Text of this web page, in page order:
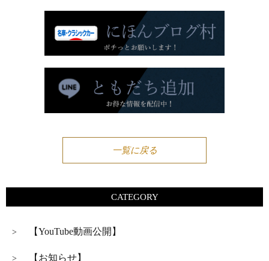
一覧に戻る
CATEGORY
> 【YouTube動画公開】
> 【お知らせ】